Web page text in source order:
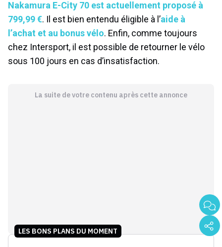
Nakamura E-City 70 est actuellement proposé à
799,99 €. Il est bien entendu éligible à l’aide à
l’achat et au bonus vélo. Enfin, comme toujours
chez Intersport, il est possible de retourner le vélo
sous 100 jours en cas d’insatisfaction.
La suite de votre contenu après cette annonce
LES BONS PLANS DU MOMENT